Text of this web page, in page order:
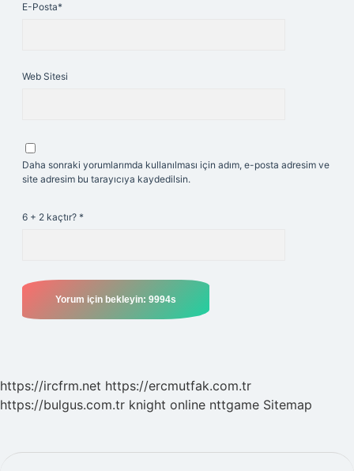
E-Posta*
Web Sitesi
Daha sonraki yorumlarımda kullanılması için adım, e-posta adresim ve
site adresim bu tarayıcıya kaydedilsin.
6 + 2 kaçtır? *
https://ircfrm.net https://ercmutfak.com.tr
https://bulgus.com.tr knight online nttgame Sitemap